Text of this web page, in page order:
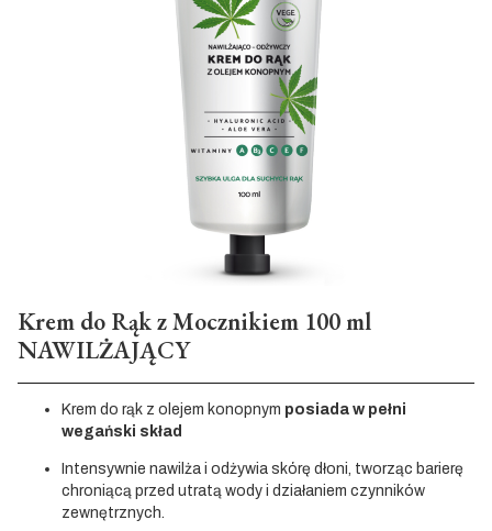
Krem do Rąk z Mocznikiem 100 ml
NAWILŻAJĄCY
Krem do rąk z olejem konopnym posiada w pełni
wegański skład
Intensywnie nawilża i odżywia skórę dłoni, tworząc barierę
chroniącą przed utratą wody i działaniem czynników
zewnętrznych.